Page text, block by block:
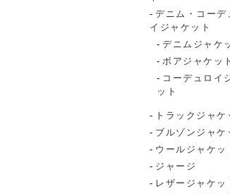
デニム・コーデ
イジャケット
デニムジャケ
ボアジャケット
コーデュロイ
ット
トラックジャケ
ブルゾンジャケ
ウールジャケッ
ジャージ
レザージャケッ